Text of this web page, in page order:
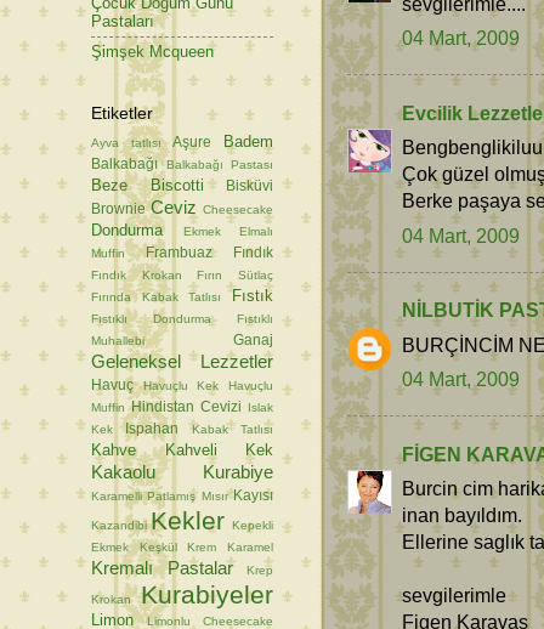
04 Mart, 2009
Evcilik
Çok güzel
Berke paşaya
04 Mart, 2009
NİLBUTİK
BURÇİNCİM
04 Mart, 2009
FİGEN
Burcin cim
inan bayıldım.
Ellerine saglık
sevgilerimle
Figen Karavaş
Pastaları
Şimşek Mcqueen
Etiketler
Ayva tatlısı Aşure Badem
Balkabağı Balkabağı Pastası
Beze Biscotti
Bisküvi
Brownie Ceviz Cheesecake
Dondurma Ekmek
Elmalı
Muffin
Frambuaz Fındık
Fındık Krokan
Fırın Sütlaç
Fırında Kabak Tatlısı
Fıstık
Fıstıklı Dondurma
Fıstıklı
Muhallebi
Ganaj
Geleneksel Lezzetler
Havuç Havuçlu Kek
Havuçlu
Muffin Hindistan Cevizi
Islak
Kek
Ispahan Kabak Tatlısı
Kahve Kahveli Kek
Kakaolu Kurabiye
Karamelli Patlamış Mısır Kayısı
Kazandibi Kekler Kepekli
Ekmek
Keşkül Krem Karamel
Kremalı Pastalar Krep
Krokan Kurabiyeler
Limon
Limonlu Cheesecake